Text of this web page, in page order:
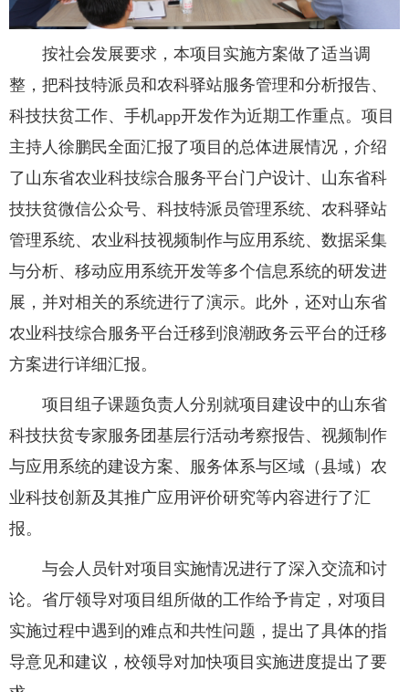
按社会发展要求，本项目实施方案做了适当调
整，把科技特派员和农科驿站服务管理和分析报告、
科技扶贫工作、手机app开发作为近期工作重点。项目
主持人徐鹏民全面汇报了项目的总体进展情况，介绍
了山东省农业科技综合服务平台门户设计、山东省科
技扶贫微信公众号、科技特派员管理系统、农科驿站
管理系统、农业科技视频制作与应用系统、数据采集
与分析、移动应用系统开发等多个信息系统的研发进
展，并对相关的系统进行了演示。此外，还对山东省
农业科技综合服务平台迁移到浪潮政务云平台的迁移
方案进行详细汇报。
项目组子课题负责人分别就项目建设中的山东省
科技扶贫专家服务团基层行活动考察报告、视频制作
与应用系统的建设方案、服务体系与区域（县域）农
业科技创新及其推广应用评价研究等内容进行了汇
报。
与会人员针对项目实施情况进行了深入交流和讨
论。省厅领导对项目组所做的工作给予肯定，对项目
实施过程中遇到的难点和共性问题，提出了具体的指
导意见和建议，校领导对加快项目实施进度提出了要